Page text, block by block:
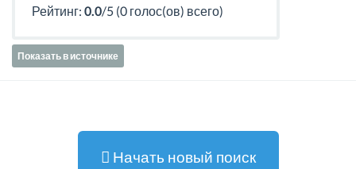
Рейтинг: 0.0/5 (0 голос(ов) всего)
Показать в источнике
Начать новый поиск